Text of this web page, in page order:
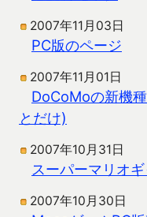
2007年11月03日
PC版のページ
2007年11月01日
DoCoMoの新機
とだけ)
2007年10月31日
スーパーマリオ
2007年10月30日